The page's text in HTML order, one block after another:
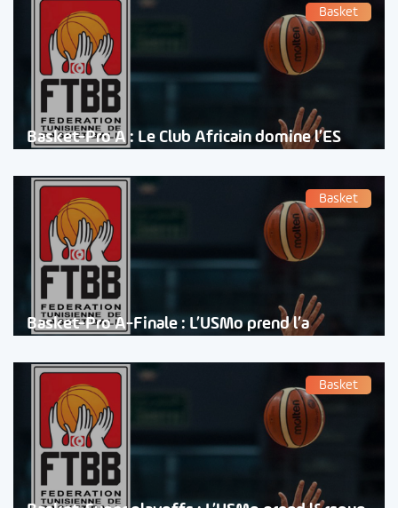
Basket
Basket-Pro A : Le Club Africain domine l’ES
Basket
Basket-Pro A-Finale : L’USMo prend l’a
Basket